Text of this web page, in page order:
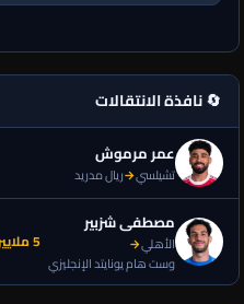
🔄 نافذة الانتقالات
عمر مرموش
تشيلسي→ريال مدريد
مصطفى شزبير
الأهلي→
وست هام يونايتد الإنجليزي
5 ملايين دولا